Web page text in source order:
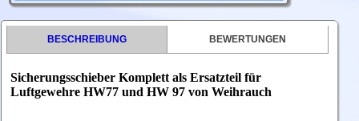
BESCHREIBUNG BEWERTUNGEN
Sicherungsschieber Komplett als Ersatzteil für
Luftgewehre HW77 und HW 97 von Weihrauch